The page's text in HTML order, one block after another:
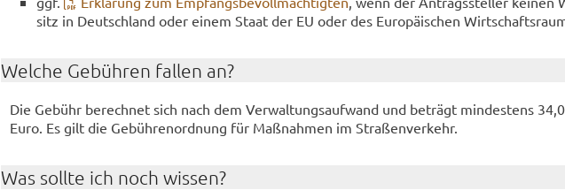
sitz in Deutsch­land oder einem Staat der EU oder des Eu­ro­päi­schen
Wel­che Ge­büh­ren fal­len an?
Die Ge­bühr be­rech­net sich nach dem Ver­wal­tungs­auf­wand und be­trägt min­des­tens
Euro. Es gilt die Ge­büh­ren­ord­nung für Maß­nah­men im Stra­ßen­ver­kehr.
Was soll­te ich noch wis­sen?